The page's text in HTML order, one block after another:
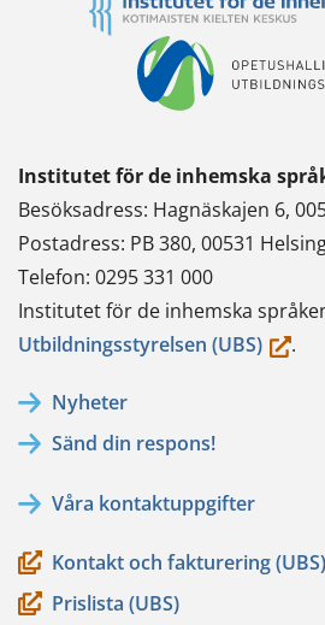
Institutet för de inhemska
Besöksadress: Hagnäskajen 6,
Postadress: PB 380, 00531
Telefon: 0295 331 000
Institutet för de inhemska
Utbildningsstyrelsen (UBS)(du.
Nyheter
Sänd din respons!
Våra kontaktuppgifter
Kontakt och fakturering (UBS)
Prislista (UBS)